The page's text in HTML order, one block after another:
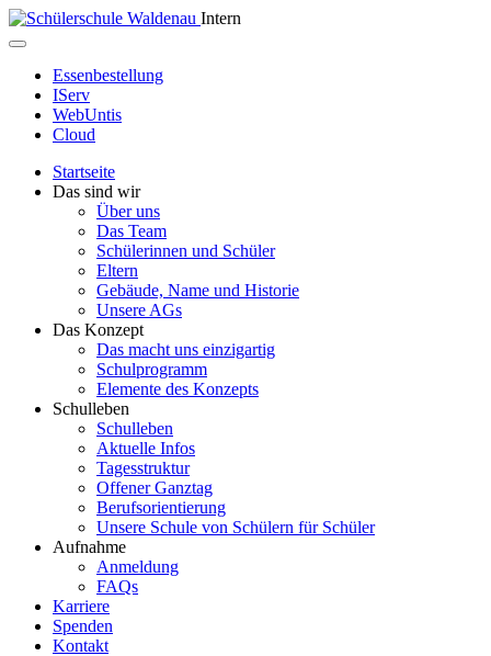
Intern
Essenbestellung
IServ
WebUntis
Cloud
Startseite
Das sind wir
Über uns
Das Team
Schülerinnen und Schüler
Eltern
Gebäude, Name und Historie
Unsere AGs
Das Konzept
Das macht uns einzigartig
Schulprogramm
Elemente des Konzepts
Schulleben
Schulleben
Aktuelle Infos
Tagesstruktur
Offener Ganztag
Berufsorientierung
Unsere Schule von Schülern für Schüler
Aufnahme
Anmeldung
FAQs
Karriere
Spenden
Kontakt